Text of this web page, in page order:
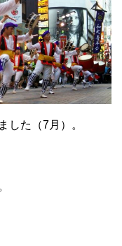
した（7月）。